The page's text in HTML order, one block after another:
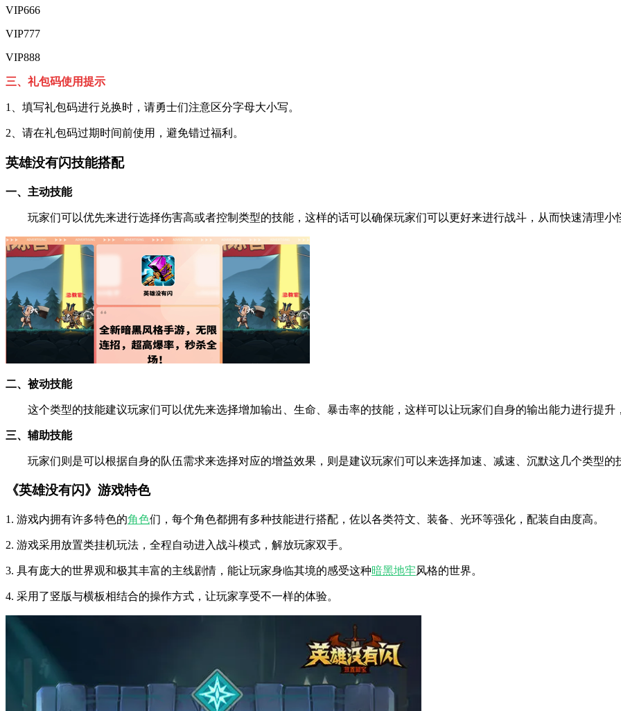
VIP666
VIP777
VIP888
三、礼包码使用提示
1、填写礼包码进行兑换时，请勇士们注意区分字母大小写。
2、请在礼包码过期时间前使用，避免错过福利。
英雄没有闪技能搭配
一、主动技能
玩家们可以优先来进行选择伤害高或者控制类型的技能，这样的话可以确保玩家们可以更好来进行战斗，从而快速清理小
二、被动技能
这个类型的技能建议玩家们可以优先来选择增加输出、生命、暴击率的技能，这样可以让玩家们自身的输出能力进行提升
三、辅助技能
玩家们则是可以根据自身的队伍需求来选择对应的增益效果，则是建议玩家们可以来选择加速、减速、沉默这几个类型的
《英雄没有闪》游戏特色
1. 游戏内拥有许多特色的角色们，每个角色都拥有多种技能进行搭配，佐以各类符文、装备、光环等强化，配装自由度高。
2. 游戏采用放置类挂机玩法，全程自动进入战斗模式，解放玩家双手。
3. 具有庞大的世界观和极其丰富的主线剧情，能让玩家身临其境的感受这种暗黑地牢风格的世界。
4. 采用了竖版与横板相结合的操作方式，让玩家享受不一样的体验。